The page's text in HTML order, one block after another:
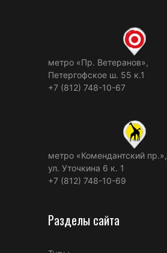
метро «Пр. Ветеранов»,
Петергофское ш. 55 к.1
+7 (812) 748-10-67
метро «Комендантский пр.»,
ул. Уточкина 6 к. 1
+7 (812) 748-10-69
Разделы сайта